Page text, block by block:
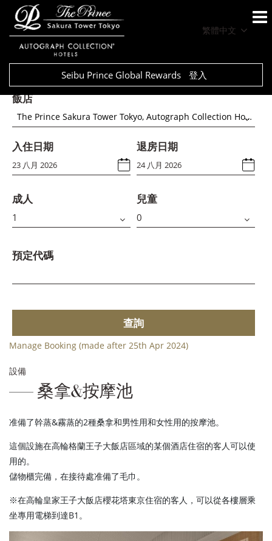
繁體中文
Seibu Prince Global Rewards 登入
飯店
The Prince Sakura Tower Tokyo, Autograph Collection Hotels
入住日期 退房日期
成人 兒童
預定代碼
查詢
Manage Booking (made after 25th Apr 2024)
設備
桑拿&按摩池
准備了幹蒸&霧蒸的2種桑拿和男性用和女性用的按摩池。
這個設施在高輪格蘭王子大飯店區域的某個酒店住宿的客人可以使
用的。
儲物櫃完備，在接待處准備了毛巾。
※在高輪皇家王子大飯店櫻花塔東京住宿的客人，可以從各樓層乘
坐專用電梯到達B1。